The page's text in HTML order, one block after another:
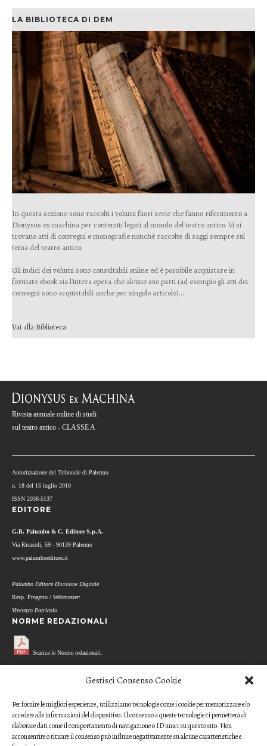
Gestisci Consenso Cookie
Per fornire le migliori esperienze, utilizziamo tecnologie come i cookie per memorizzare e/o
accedere alle informazioni del dispositivo. Il consenso a queste tecnologie ci permetterà di
elaborare dati come il comportamento di navigazione o ID unici su questo sito. Non
acconsentire o ritirare il consenso può influire negativamente su alcune caratteristiche e
LA BIBLIOTECA DI DEM
In questa sezione sono raccolti i volumi fuori serie che fanno riferimento a
Dionysus ex machina per contenuti legati al mondo del teatro antico. Vi si
trovano atti di convegni e monografie nonchè raccolte di saggi sempre sul
tema del teatro antico.
Gli indici dei volumi sono consultabili online ed è possibile acquistare in
formato ebook sia l'intera opera che alcune sue parti (ad esempio gli atti dei
convegni sono acquistabili anche per singolo articolo)...
Vai alla Biblioteca
Rivista annuale online di studi
sul teatro antico - CLASSE A
Autorizzazione del Tribunale di Palermo
n. 18 del 15 luglio 2010
ISSN 2038-5137
EDITORE
G.B. Palumbo & C. Editore S.p.A.
Via Ricasoli, 59 - 90139 Palermo
www.palumboeditore.it
Palumbo Editore Divisione Digitale
Resp. Progetto / Webmaster:
Vincenzo Patricolo
NORME REDAZIONALI
Scarica le Norme redazionali.
MODELLO REFEREE
Scarica il questionario di valutazione
(modello per i referee)